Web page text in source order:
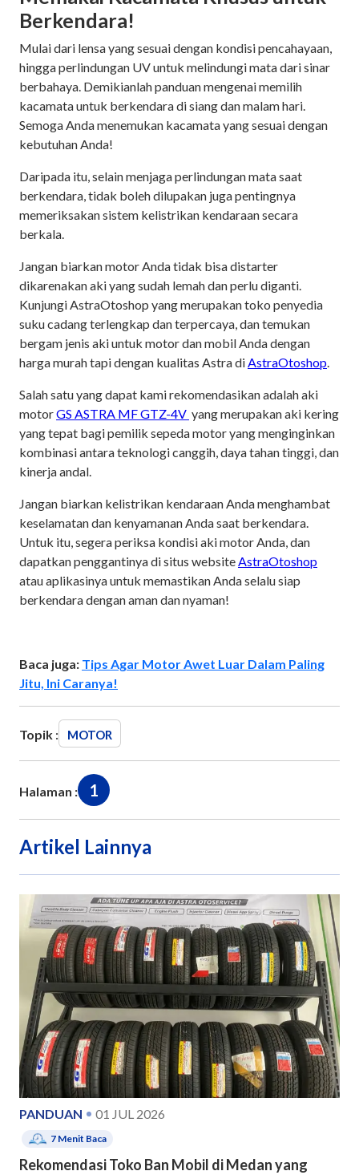
Berkendara!
Mulai dari lensa yang sesuai dengan kondisi pencahayaan,
hingga perlindungan UV untuk melindungi mata dari sinar
berbahaya. Demikianlah panduan mengenai memilih
kacamata untuk berkendara di siang dan malam hari.
Semoga Anda menemukan kacamata yang sesuai dengan
kebutuhan Anda!
Daripada itu, selain menjaga perlindungan mata saat
berkendara, tidak boleh dilupakan juga pentingnya
memeriksakan sistem kelistrikan kendaraan secara
berkala.
Jangan biarkan motor Anda tidak bisa distarter
dikarenakan aki yang sudah lemah dan perlu diganti.
Kunjungi AstraOtoshop yang merupakan toko penyedia
suku cadang terlengkap dan terpercaya, dan temukan
bergam jenis aki untuk motor dan mobil Anda dengan
harga murah tapi dengan kualitas Astra diAstraOtoshop.
Salah satu yang dapat kami rekomendasikan adalah aki
motorGS ASTRA MF GTZ-4V yang merupakan aki kering
yang tepat bagi pemilik sepeda motor yang menginginkan
kombinasi antara teknologi canggih, daya tahan tinggi, dan
kinerja andal.
Jangan biarkan kelistrikan kendaraan Anda menghambat
keselamatan dan kenyamanan Anda saat berkendara.
Untuk itu, segera periksa kondisi aki motor Anda, dan
dapatkan penggantinya di situs websiteAstraOtoshop
atau aplikasinya untuk memastikan Anda selalu siap
berkendara dengan aman dan nyaman!
Baca juga: Tips Agar Motor Awet Luar Dalam Paling
Jitu, Ini Caranya!
Topik : MOTOR
Halaman : 1
Artikel Lainnya
PANDUAN 01 JUL 2026
7 Menit Baca
Rekomendasi Toko Ban Mobil di Medan yang